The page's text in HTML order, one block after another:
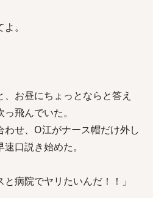
。
お昼にちょっとならと答え
飛んでいた。
せ、O江がナース帽だけ外し
口説き始めた。
と病院でヤリたいんだ！！」